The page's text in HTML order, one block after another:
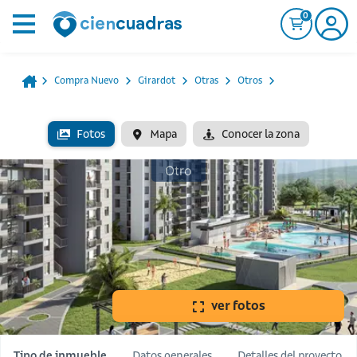
0
Compra Nuevo Girardot Otras Otros
Fotos Mapa Conocer la zona
Otro
ver fotos